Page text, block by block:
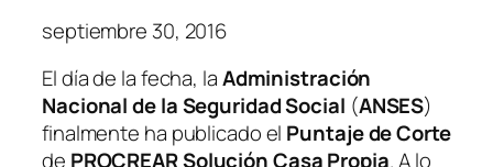
septiembre 30, 2016
El día de la fecha, laAdministración
Nacional de la Seguridad Social (ANSES)
finalmente ha publicado el Puntaje de Corte
de PROCREAR Solución Casa Propia. A lo